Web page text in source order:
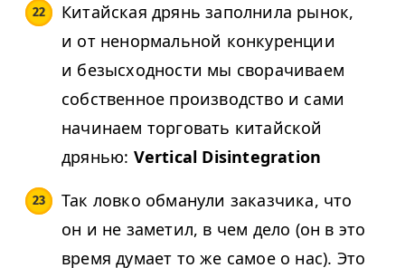
Китайская дрянь заполнила рынок,
и от ненормальной конкуренции
и безысходности мы сворачиваем
собственное производство и сами
начинаем торговать китайской
дрянью: Vertical Disintegration
Так ловко обманули заказчика, что
он и не заметил, в чем дело (он в это
время думает то же самое о нас). Это